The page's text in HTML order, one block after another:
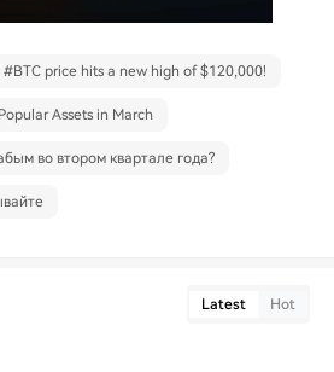
#BTC price hits a new high of $120,000!
Assets in March
во втором квартале года?
Latest Hot